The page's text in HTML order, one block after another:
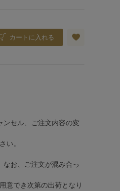
カートに入れる
ンセル、ご注文内容の変
い。
お、ご注文が混み合っ
意でき次第の出荷となり